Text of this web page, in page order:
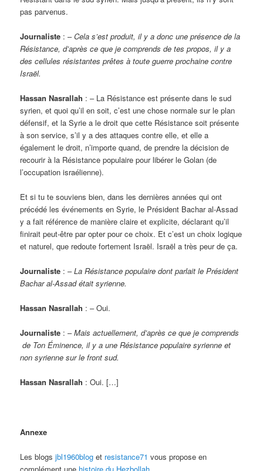
pas parvenus.
Journaliste : –Cela s’est produit, il y a donc une présence de la
Résistance, d’après ce que je comprends de tes propos, il y a
des cellules résistantes prêtes à toute guerre prochaine contre
Israël.
Hassan Nasrallah : – La Résistance est présente dans le sud
syrien, et quoi qu’il en soit, c’est une chose normale sur le plan
défensif, et la Syrie a le droit que cette Résistance soit présente
à son service, s’il y a des attaques contre elle, et elle a
également le droit, n’importe quand, de prendre la décision de
recourir à la Résistance populaire pour libérer le Golan (de
l’occupation israélienne).
Et si tu te souviens bien, dans les dernières années qui ont
précédé les événements en Syrie, le Président Bachar al-Assad
y a fait référence de manière claire et explicite, déclarant qu’il
finirait peut-être par opter pour ce choix. Et c’est un choix logique
et naturel, que redoute fortement Israël. Israël a très peur de ça.
Journaliste : –La Résistance populaire dont parlait le Président
Bachar al-Assad était syrienne.
Hassan Nasrallah : – Oui.
Journaliste : –Mais actuellement, d’après ce que je comprends
de Ton Éminence, il y a une Résistance populaire syrienne et
non syrienne sur le front sud.
Hassan Nasrallah : Oui. […]
Annexe
Les blogsjbl1960blog et resistance71 vous propose en